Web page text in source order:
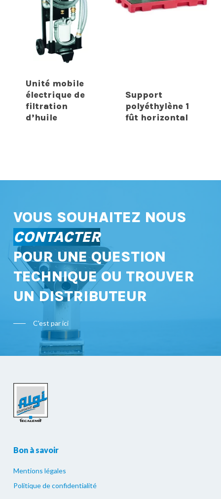
Unité mobile
électrique de
filtration
d’huile
Support
polyéthylène 1
fût horizontal
VOUS SOUHAITEZ NOUS
CONTACTER
POUR UNE QUESTION
TECHNIQUE OU TROUVER
UN DISTRIBUTEUR
C'est par ici
Bon à savoir
Mentions légales
Politique de confidentialité